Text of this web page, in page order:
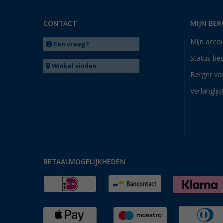
Waiblingen (2)
Warendorf (2)
Wörth am Rhein (2)
CONTACT
Een vraag?
Winkel vinden
MIJN
Mijn
Status
Berger
BETAALMOGELIJKHEDEN